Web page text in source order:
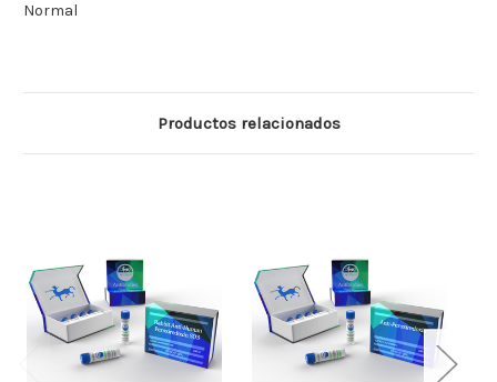
Normal
Productos relacionados